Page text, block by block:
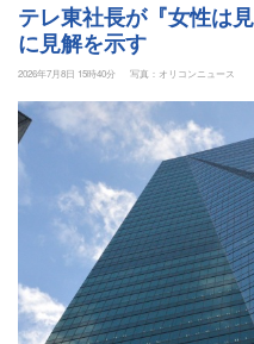
テレ東社長が『女性は
に見解を示す
2026年7月8日 15時40分
写真：オリコンニュース